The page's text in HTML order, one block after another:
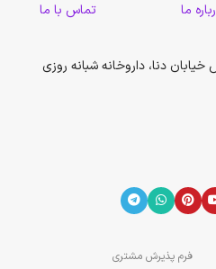
ما تماس با ما
خیابان دنا، داروخانه شبانه روزی
فرم پذیرش مشتری